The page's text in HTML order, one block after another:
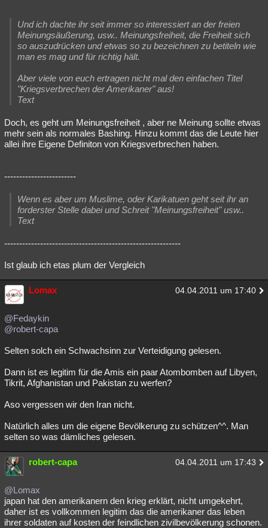
Und ich dachte ihr seit immer so interessiert an der freien
Meinungsäußerung, usw.. Meinungsfreiheit, die Freiheit sich
so auszudrücken und etwas so zu bezeichnen zu betiteln wie
man es mag und für richtig hält.
Aber viele von euch ertragen nicht mal den einfachen Titel
"Kriegsverbrechen der Amerikaner" aus!
Text
Doch, es geht um Meinungsfreiheit , aber ne Meinung sollte etwas
mehr sein als normales Bashing. Hinzu kommt das die Leute hier
allei ihre Eigene Definiton von Kriegsverbrechen haben.
------------------------
Wenn es aber um Muslime, oder Karikatuen geht seit ihr an
forderster Stelle dabei und Schreit "Meinungsfreiheit" usw..
Text
-----------------------------------------------------------
Ist glaub ich etas plum der Vergleich
Lomax 04.04.2011 um 17:40
@Fedaykin
@robert-capa
Selten solch ein Schwachsinn zur Verteidigung gelesen.
Dann ist es legitim für die Amis ein paar Atombomben auf Libyen,
Tikrit, Afghanistan und Pakistan zu werfen?
Aso vergessen wir den Iran nicht.
Natürlich alles um die eigene Bevölkerung zu schützen^^. Man
selten so was dämliches gelesen.
robert-capa 04.04.2011 um 17:43
@Lomax
japan hat den amerikanern den krieg erklärt, nicht umgekehrt,
daher ist es vollkommen legitim das die amerikaner das leben
ihrer soldaten auf kosten der feindlichen zivilbevölkerung schonen.